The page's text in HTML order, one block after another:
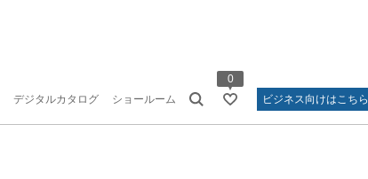
デジタルカタログ ショールーム
0
ビジネス向けはこちら